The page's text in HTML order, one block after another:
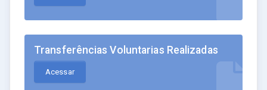
Transferências Voluntarias Realizadas
Acessar